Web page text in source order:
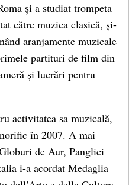
și a studiat trompeta
către muzica clasică, și-
aranjamente muzicale
partituri de film din
și lucrări pentru
activitatea sa muzicală,
în 2007. A mai
de Aur, Panglici
i-a acordat Medaglia